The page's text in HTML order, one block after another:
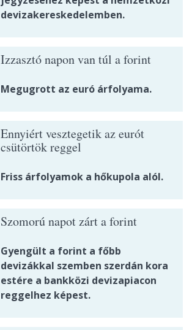
devizakereskedelemben.
Izzasztó napon van túl a forint
Megugrott az euró árfolyama.
Ennyiért vesztegetik az eurót
csütörtök reggel
Friss árfolyamok a hőkupola alól.
Szomorú napot zárt a forint
Gyengült a forint a főbb
devizákkal szemben szerdán kora
estére a bankközi devizapiacon
reggelhez képest.